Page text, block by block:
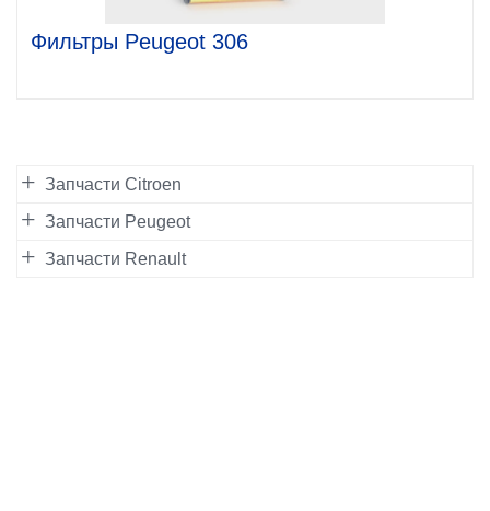
Фильтры Peugeot 306
Запчасти Citroen
Запчасти Peugeot
Запчасти Renault